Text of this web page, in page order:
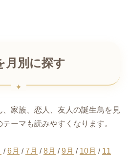
月別に探す
家族、恋人、友人の誕生鳥を見
ーマも読みやすくなります。
/6月 /7月 /8月 /9月 / 10月 / 11